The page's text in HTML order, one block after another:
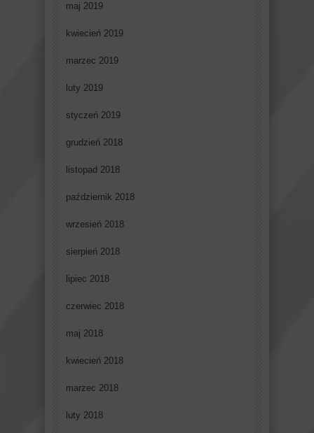
maj 2019
kwiecień 2019
marzec 2019
luty 2019
styczeń 2019
grudzień 2018
listopad 2018
październik 2018
wrzesień 2018
sierpień 2018
lipiec 2018
czerwiec 2018
maj 2018
kwiecień 2018
marzec 2018
luty 2018